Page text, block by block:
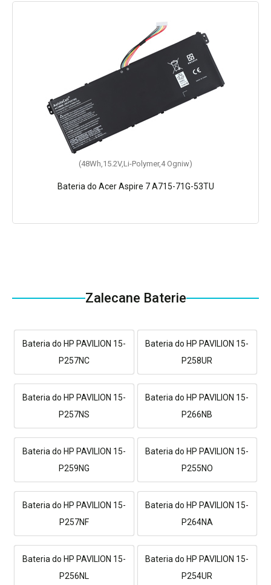
(48Wh,15.2V,Li-Polymer,4 Ogniw)
Bateria do Acer Aspire 7 A715-71G-53TU
Zalecane Baterie
Bateria do HP PAVILION 15-
P257NC
Bateria do HP PAVILION 15-
P258UR
Bateria do HP PAVILION 15-
P257NS
Bateria do HP PAVILION 15-
P266NB
Bateria do HP PAVILION 15-
P259NG
Bateria do HP PAVILION 15-
P255NO
Bateria do HP PAVILION 15-
P257NF
Bateria do HP PAVILION 15-
P264NA
Bateria do HP PAVILION 15-
P256NL
Bateria do HP PAVILION 15-
P254UR